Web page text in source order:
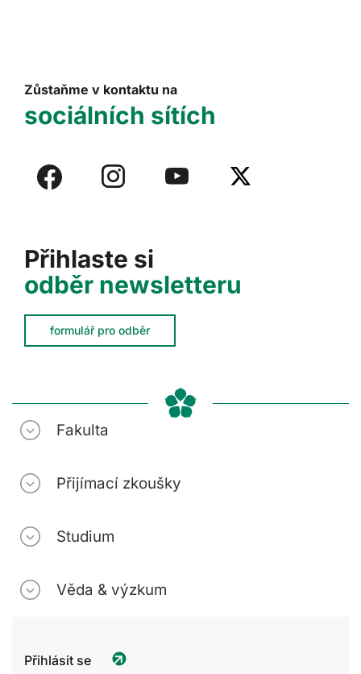
Přihlaste si
odběr newsletteru
formulář pro odběr
Zůstaňme v kontaktu na
sociálních sítích
Fakulta
Přijímací zkoušky
Studium
Věda & výzkum
Přihlásit se